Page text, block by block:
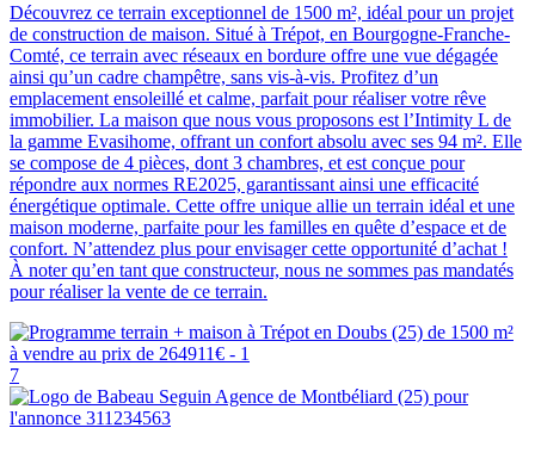
Découvrez ce terrain exceptionnel de 1500 m², idéal pour un projet
de construction de maison. Situé à Trépot, en Bourgogne-Franche-
Comté, ce terrain avec réseaux en bordure offre une vue dégagée
ainsi qu’un cadre champêtre, sans vis-à-vis. Profitez d’un
emplacement ensoleillé et calme, parfait pour réaliser votre rêve
immobilier. La maison que nous vous proposons est l’Intimity L de
la gamme Evasihome, offrant un confort absolu avec ses 94 m². Elle
se compose de 4 pièces, dont 3 chambres, et est conçue pour
répondre aux normes RE2025, garantissant ainsi une efficacité
énergétique optimale. Cette offre unique allie un terrain idéal et une
maison moderne, parfaite pour les familles en quête d’espace et de
confort. N’attendez plus pour envisager cette opportunité d’achat !
À noter qu’en tant que constructeur, nous ne sommes pas mandatés
pour réaliser la vente de ce terrain.
7